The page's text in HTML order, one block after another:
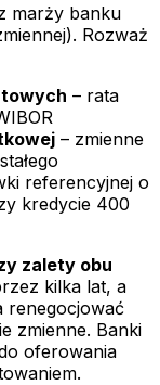
marży banku
Rozważ
– rata
– zmienne
referencyjnej o
kredycie 400
zalety obu
kilka lat, a
renegocjować
zmienne. Banki
oferowania